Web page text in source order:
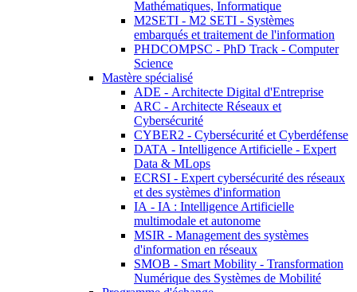
Mathématiques, Informatique
M2SETI - M2 SETI - Systèmes
embarqués et traitement de l'information
PHDCOMPSC - PhD Track - Computer
Science
Mastère spécialisé
ADE - Architecte Digital d'Entreprise
ARC - Architecte Réseaux et
Cybersécurité
CYBER2 - Cybersécurité et Cyberdéfense
DATA - Intelligence Artificielle - Expert
Data & MLops
ECRSI - Expert cybersécurité des réseaux
et des systèmes d'information
IA - IA : Intelligence Artificielle
multimodale et autonome
MSIR - Management des systèmes
d'information en réseaux
SMOB - Smart Mobility - Transformation
Numérique des Systèmes de Mobilité